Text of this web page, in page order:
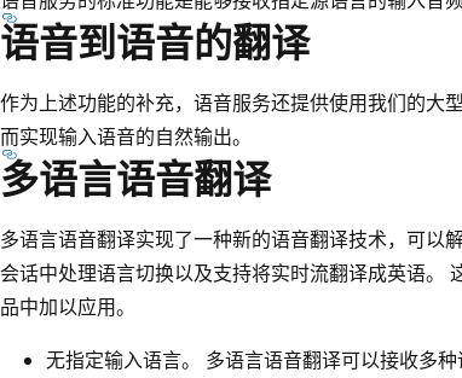
语音到语音的翻译
作为上述功能的补充，语音服务还提供使用我们的大
而实现输入语音的自然输出。
多语言语音翻译
多语言语音翻译实现了一种新的语音翻译技术，可以
会话中处理语言切换以及支持将实时流翻译成英语。
品中加以应用。
无指定输入语言。 多语言语音翻译可以接收多